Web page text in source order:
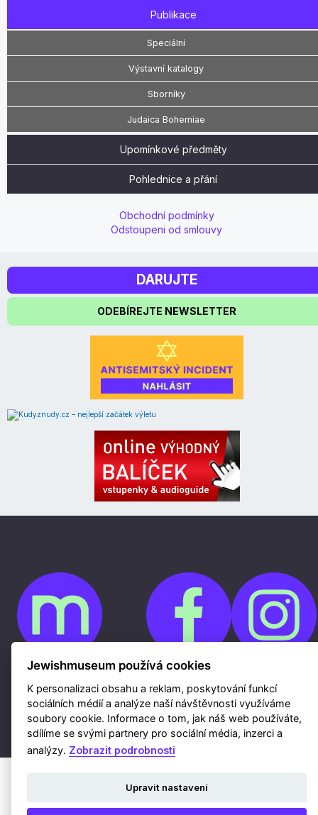
Publikace
Speciální
Výstavní katalogy
Sborníky
Judaica Bohemiae
Upomínkové předměty
Pohlednice a přání
Obchodní podmínky
Odstoupeni od smlouvy
DARUJTE
ODEBÍREJTE NEWSLETTER
Ochrana osobních údajů
Whistleblowing
Kontakty
Mapa webu
Webdesign a hosting Nux s.r.o. | RSS
Jewishmuseum používá cookies
K personalizaci obsahu a reklam, poskytování funkcí
sociálních médií a analýze naší návštěvnosti využíváme
soubory cookie. Informace o tom, jak náš web používáte,
sdílíme se svými partnery pro sociální média, inzerci a
analýzy. Zobrazit podrobnosti
Upravit nastavení